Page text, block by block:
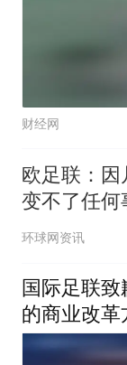
财经网
欧足联：因
变不了任何
制世界杯
环球网资讯
国际足联
的商业改革